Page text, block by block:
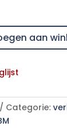
aan
Categorie: